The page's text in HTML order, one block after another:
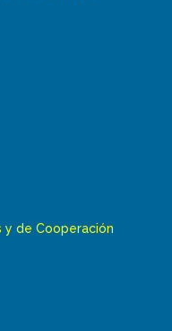
y de Cooperación